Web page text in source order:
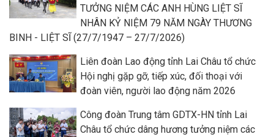
TƯỞNG NIỆM CÁC ANH HÙNG LIỆT SĨ
NHÂN KỶ NIỆM 79 NĂM NGÀY THƯƠNG
BINH - LIỆT SĨ (27/7/1947 – 27/7/2026)
Liên đoàn Lao động tỉnh Lai Châu tổ chức
Hội nghị gặp gỡ, tiếp xúc, đối thoại với
đoàn viên, người lao động năm 2026
Công đoàn Trung tâm GDTX-HN tỉnh Lai
Châu tổ chức dâng hương tưởng niệm các